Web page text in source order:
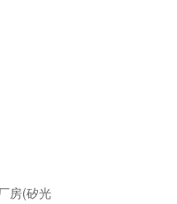
房(矽光